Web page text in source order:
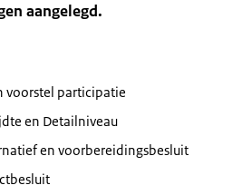
aangelegd.
voorstel participatie
en Detailniveau
en voorbereidingsbesluit